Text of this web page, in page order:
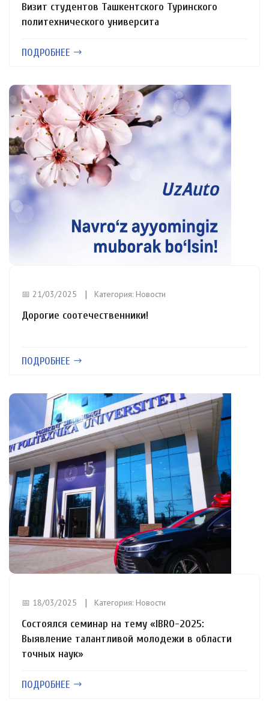
Визит студентов Ташкентского Туринского
политехнического университа
ПОДРОБНЕЕ
📅 21/03/2025 Категория: Новости
Дорогие соотечественники!
ПОДРОБНЕЕ
📅 18/03/2025 Категория: Новости
Состоялся семинар на тему «IBRO-2025:
Выявление талантливой молодежи в области
точных наук»
ПОДРОБНЕЕ